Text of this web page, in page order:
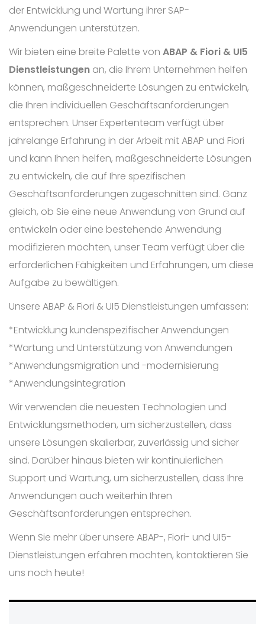
der Entwicklung und Wartung ihrer SAP-
Anwendungen unterstützen.
Wir bieten eine breite Palette von ABAP & Fiori & UI5
Dienstleistungen an, die Ihrem Unternehmen helfen
können, maßgeschneiderte Lösungen zu entwickeln,
die Ihren individuellen Geschäftsanforderungen
entsprechen. Unser Expertenteam verfügt über
jahrelange Erfahrung in der Arbeit mit ABAP und Fiori
und kann Ihnen helfen, maßgeschneiderte Lösungen
zu entwickeln, die auf Ihre spezifischen
Geschäftsanforderungen zugeschnitten sind. Ganz
gleich, ob Sie eine neue Anwendung von Grund auf
entwickeln oder eine bestehende Anwendung
modifizieren möchten, unser Team verfügt über die
erforderlichen Fähigkeiten und Erfahrungen, um diese
Aufgabe zu bewältigen.
Unsere ABAP & Fiori & UI5 Dienstleistungen umfassen:
*Entwicklung kundenspezifischer Anwendungen
*Wartung und Unterstützung von Anwendungen
*Anwendungsmigration und -modernisierung
*Anwendungsintegration
Wir verwenden die neuesten Technologien und
Entwicklungsmethoden, um sicherzustellen, dass
unsere Lösungen skalierbar, zuverlässig und sicher
sind. Darüber hinaus bieten wir kontinuierlichen
Support und Wartung, um sicherzustellen, dass Ihre
Anwendungen auch weiterhin Ihren
Geschäftsanforderungen entsprechen.
Wenn Sie mehr über unsere ABAP-, Fiori- und UI5-
Dienstleistungen erfahren möchten, kontaktieren Sie
uns noch heute!